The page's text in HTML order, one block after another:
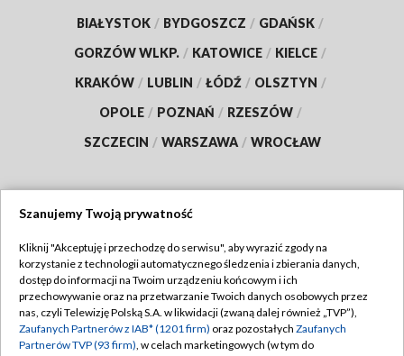
BIAŁYSTOK / BYDGOSZCZ / GDAŃSK /
GORZÓW WLKP. / KATOWICE / KIELCE /
KRAKÓW / LUBLIN / ŁÓDŹ / OLSZTYN /
OPOLE / POZNAŃ / RZESZÓW /
SZCZECIN / WARSZAWA / WROCŁAW
TVP
Abonament TVP
Emisja w TVP
Regulamin TVP
Polityka prywatności
Szanujemy Twoją prywatność
Kliknij "Akceptuję i przechodzę do serwisu", aby wyrazić zgody na
korzystanie z technologii automatycznego śledzenia i zbierania danych,
dostęp do informacji na Twoim urządzeniu końcowym i ich
przechowywanie oraz na przetwarzanie Twoich danych osobowych przez
nas, czyli Telewizję Polską S.A. w likwidacji (zwaną dalej również „TVP”),
Zaufanych Partnerów z IAB* (1201 firm) oraz pozostałych Zaufanych
Partnerów TVP (93 firm), w celach marketingowych (w tym do